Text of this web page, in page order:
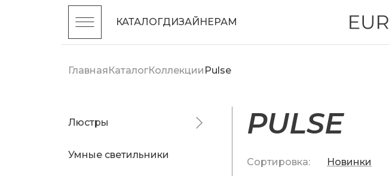
КАТАЛОГДИЗАЙНЕРАМ
ГлавнаяКаталогКоллекции Pulse
Люстры
Умные светильники
PULSE
Сортировка: Новинки